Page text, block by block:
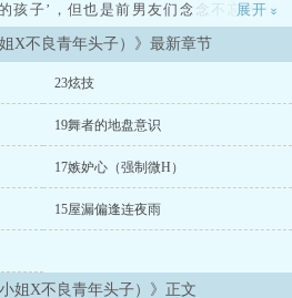
孩子’，但也是前男友们念念不忘的‘渣
，还是颇具潜力的芭蕾舞者预备役。但
立高中的圈子里，她出名的除了是“别
控。喜欢上对方的时候就甜甜蜜蜜，但
。她只不过是忙了一点点，有时不接电
乐桃曦遇到了脸和身材都符合她品味的
了对方的交往请求。只不过这个人，好
的啊。?港市南城有一个都市传说般的组
青年”。而刀锋的领军人物宋泽彦，在
据说城南没有任何人和事能逃过他的耳
这个危险的宋泽彦，据说最近竟然和私
兼优芭蕾舞者肉食大小姐 X 外表冷淡
展开 »
X不良青年头子）》最新章节
23炫技
19舞者的地盘意识
17嫉妒心（强制微H）
15屋漏偏逢连夜雨
姐X不良青年头子）》正文